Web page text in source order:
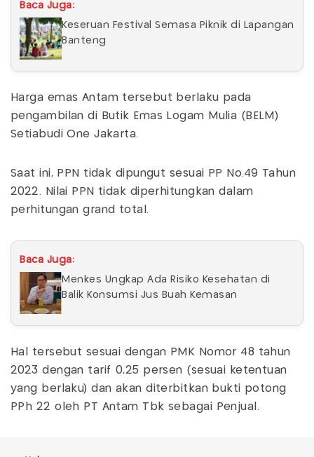
Baca Juga:
Keseruan Festival Semasa Piknik di Lapangan
Banteng
Harga emas Antam tersebut berlaku pada
pengambilan di Butik Emas Logam Mulia (BELM)
Setiabudi One Jakarta.
Saat ini, PPN tidak dipungut sesuai PP No.49 Tahun
2022. Nilai PPN tidak diperhitungkan dalam
perhitungan grand total.
Baca Juga:
Menkes Ungkap Ada Risiko Kesehatan di
Balik Konsumsi Jus Buah Kemasan
Hal tersebut sesuai dengan PMK Nomor 48 tahun
2023 dengan tarif 0,25 persen (sesuai ketentuan
yang berlaku) dan akan diterbitkan bukti potong
PPh 22 oleh PT Antam Tbk sebagai Penjual.